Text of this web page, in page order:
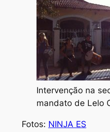
Intervenção na
mandato de Lelo
Fotos: NINJA ES